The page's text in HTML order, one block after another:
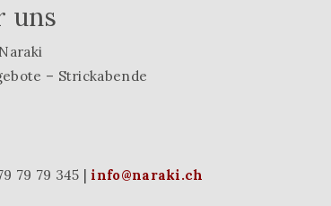
uns
– Strickabende
79 79 345 | info@naraki.ch